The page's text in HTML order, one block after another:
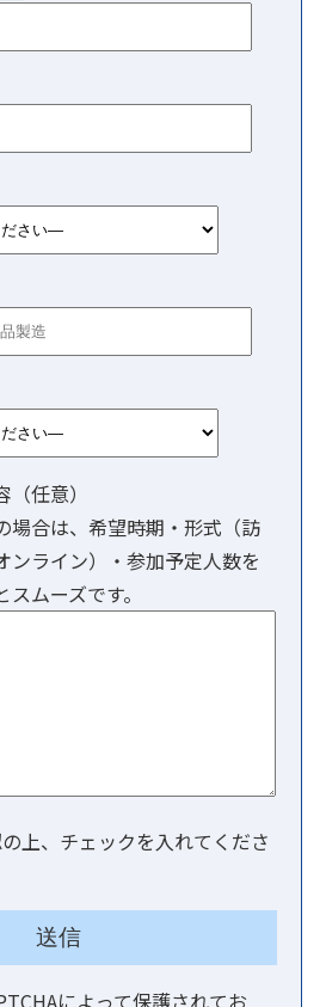
任意）
場合は、希望時期・形式（訪
ンライン）・参加予定人数を
ムーズです。
上、チェックを入れてくださ
によって保護されてお